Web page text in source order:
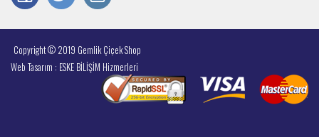
Copyright © 2019 Gemlik Çiçek Shop
Web Tasarım : ESKE BİLİŞİM Hizmerleri